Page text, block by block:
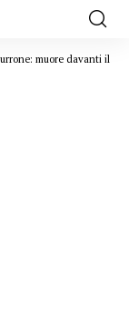
muore davanti il